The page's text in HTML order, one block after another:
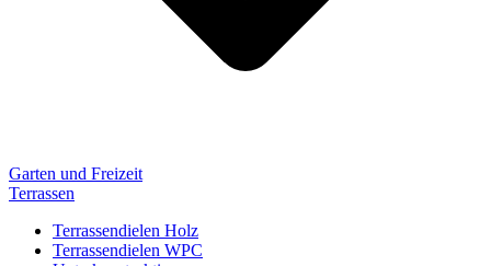
Garten und Freizeit
Terrassen
Terrassendielen Holz
Terrassendielen WPC